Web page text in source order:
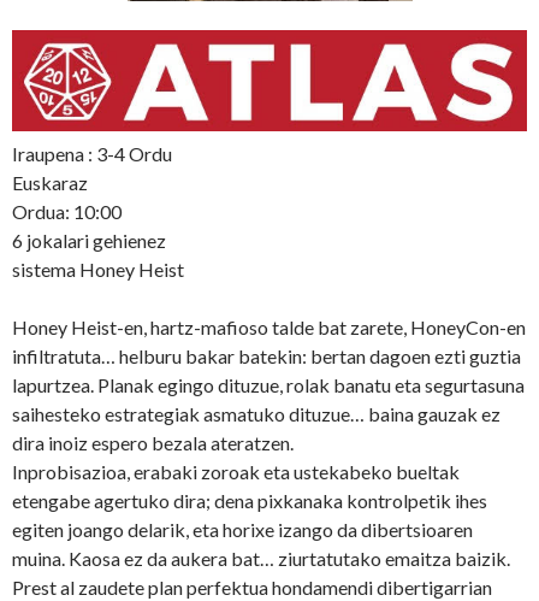
Iraupena : 3-4 Ordu
Euskaraz
Ordua: 10:00
6 jokalari gehienez
sistema Honey Heist
Honey Heist-en, hartz-mafioso talde bat zarete, HoneyCon-en
infiltratuta… helburu bakar batekin: bertan dagoen ezti guztia
lapurtzea. Planak egingo dituzue, rolak banatu eta segurtasuna
saihesteko estrategiak asmatuko dituzue… baina gauzak ez
dira inoiz espero bezala ateratzen.
Inprobisazioa, erabaki zoroak eta ustekabeko bueltak
etengabe agertuko dira; dena pixkanaka kontrolpetik ihes
egiten joango delarik, eta horixe izango da dibertsioaren
muina. Kaosa ez da aukera bat… ziurtatutako emaitza baizik.
Prest al zaudete plan perfektua hondamendi dibertigarrian